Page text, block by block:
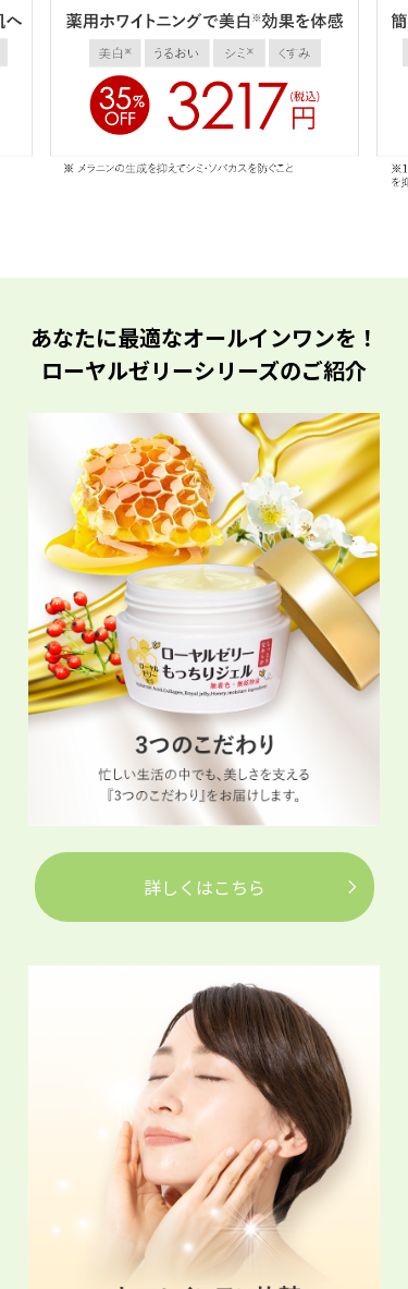
あなたに最適なオールインワンを！
ローヤルゼリーシリーズのご紹介
詳しくはこちら